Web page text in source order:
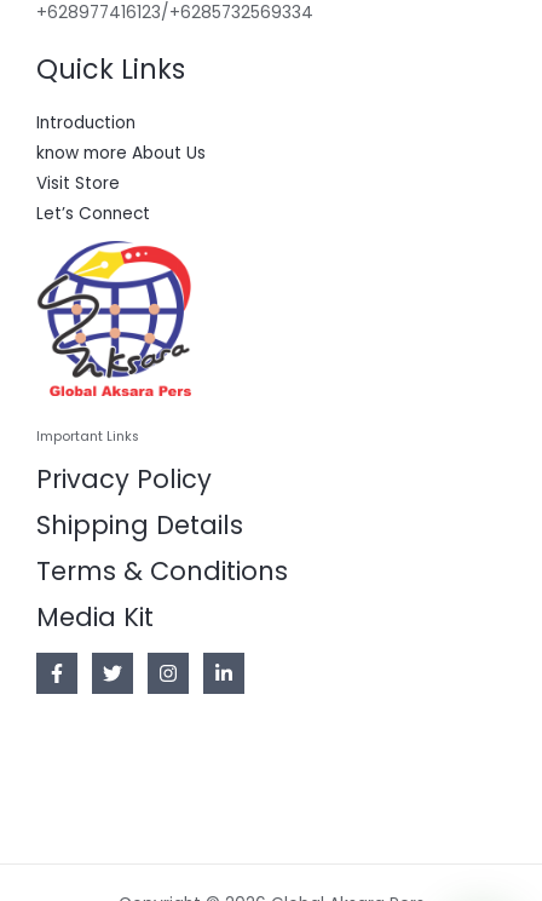
+628977416123/+6285732569334
Quick Links
Introduction
know more About Us
Visit Store
Let’s Connect
Important Links
Privacy Policy
Shipping Details
Terms & Conditions
Media Kit